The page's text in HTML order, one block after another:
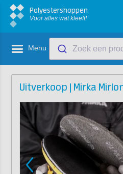
Polyestershoppen
Voor alles wat kleeft!
Menu Zoek een
Uitverkoop | Mirka